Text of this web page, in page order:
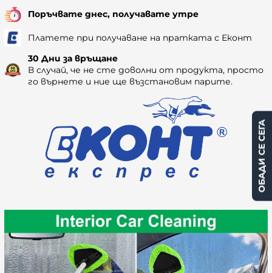
Поръчвате днес, получавате утре
Платете при получаване на пратката с Еконт
30 Дни за връщане
В случай, че не сте доволни от продукта, просто
го върнете и ние ще възстановим парите.
ОБАДИ СЕ СЕГА